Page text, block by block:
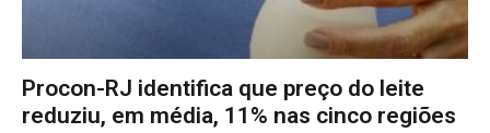
Procon-RJ identifica que preço do leite
reduziu, em média, 11% nas cinco regiões